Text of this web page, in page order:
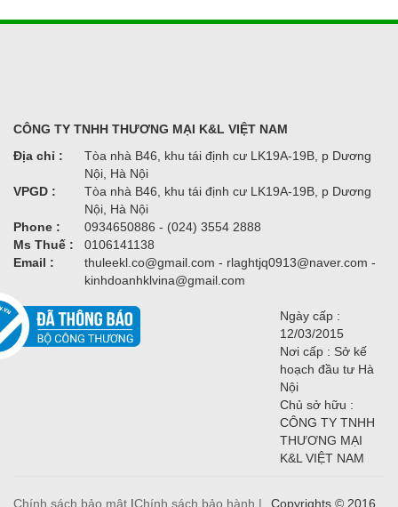
CÔNG TY TNHH THƯƠNG MẠI K&L VIỆT NAM
Địa chỉ :
Tòa nhà B46, khu tái định cư LK19A-19B, p Dương
Nội, Hà Nội
VPGD :
Tòa nhà B46, khu tái định cư LK19A-19B, p Dương
Nội, Hà Nội
Phone :
0934650886 - (024) 3554 2888
Ms Thuế :
0106141138
Email :
thuleekl.co@gmail.com - rlaghtjq0913@naver.com -
kinhdoanhklvina@gmail.com
Ngày cấp :
12/03/2015
Nơi cấp : Sở kế
hoạch đầu tư Hà
Nội
Chủ sở hữu :
CÔNG TY TNHH
THƯƠNG MẠI
K&L VIỆT NAM
Chính sách bảo mật |Chính sách bảo hành | Copyrights © 2016